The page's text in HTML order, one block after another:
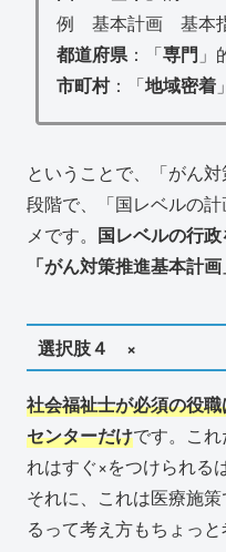
例 基本計画 基本
都道府県 ：「専門 」
市町村：「地域密着
ということで、「がん
段階で、「国レベルの
メです。 国レベルの行政
「がん対策推進基本計
選択肢４ ×
社会福祉士が必須の役
センターだけです。こ
れはすぐ×をつけられる
それに、これは医療施
るって考え方もちょっと